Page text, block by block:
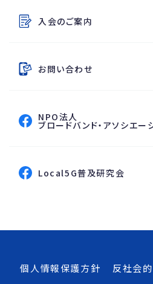
その他のコンテンツ
入会のご案内
お問い合わせ
NPO法人
ブロードバンド・アソシエー
Local5G普及研究会
個人情報保護方針 反社会